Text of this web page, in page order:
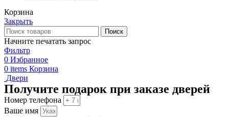
Корзина
Закрыть
Поиск
Начните печатать запрос
Фильтр
0 Избранное
0 items Корзина
Двери
Получите подарок при заказе дверей
Номер телефона
Ваше имя